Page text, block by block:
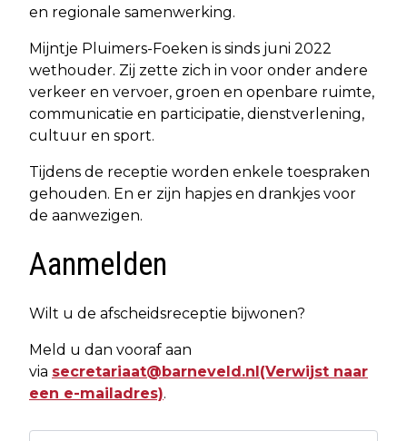
en regionale samenwerking.
Mijntje Pluimers-Foeken is sinds juni 2022
wethouder. Zij zette zich in voor onder andere
verkeer en vervoer, groen en openbare ruimte,
communicatie en participatie, dienstverlening,
cultuur en sport.
Tijdens de receptie worden enkele toespraken
gehouden. En er zijn hapjes en drankjes voor
de aanwezigen.
Aanmelden
Wilt u de afscheidsreceptie bijwonen?
Meld u dan vooraf aan
via secretariaat@barneveld.nl(Verwijst naar
een e-mailadres).